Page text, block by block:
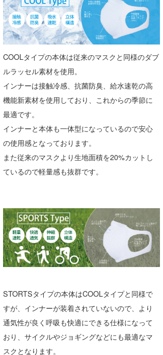
COOLタイプの本体は従来のマスクと同様のダブ
ルラッセル素材を使用。
インナーは接触冷感、抗菌防臭、給水速乾の高
機能新素材を使用しており、これからの季節に
最適です。
インナーと本体も一体型になっているので安心
の使用感となっております。
また従来のマスクより生地面積を20%カットし
ているので軽量感も抜群です。
STORTSタイプの本体はCOOLタイプと同様で
すが、インナーが装着されていないので、より
通気性が良く呼吸も快適にできる仕様になって
おり、サイクルやジョギングなどにも最適なマ
スクとなります。
ライター/寄稿メディア
Naoya Kimoto
Yasunari Inoue
Yoshiyuki Obata
DELTA FORCE SURF
CBA Films
熊谷素子
メディア
Colors MAGAZINE
WAVAL
波伝説アンバサダー/プロライダー
福島寿実子
中浦“JET”章
進士剛光
田原啓江
植村未来
大野”MAR”修聖
喜納海人
波伝説スタッフ
☆加藤
Aichan
chan-U
ECE
H
KID
波伝説